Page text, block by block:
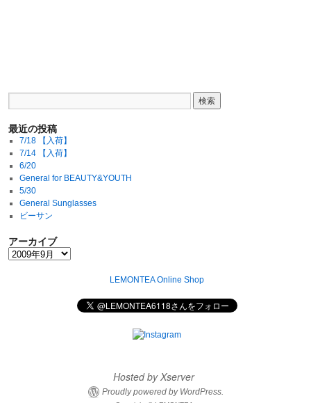
最近の投稿
7/18 【入荷】
7/14 【入荷】
6/20
General for BEAUTY&YOUTH
5/30
General Sunglasses
ビーサン
アーカイブ
LEMONTEA Online Shop
Hosted by Xserver
Proudly powered by WordPress.